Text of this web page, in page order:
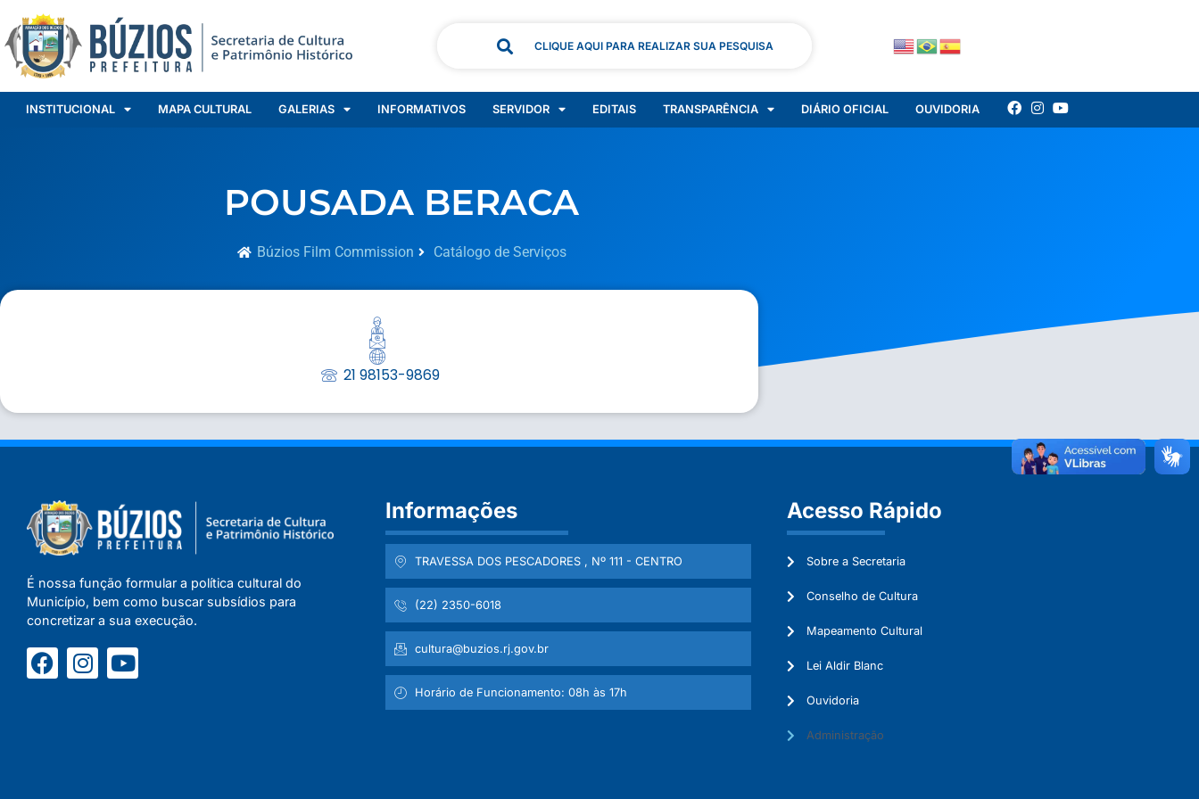
CLIQUE AQUI PARA REALIZAR SUA PESQUISA
INSTITUCIONAL MAPA CULTURAL GALERIAS INFORMATIVOS SERVIDOR EDITAIS TRANSPARÊNCIA DIÁRIO OFICIAL OUVIDORIA
POUSADA BERACA
Búzios Film Commission Catálogo de Serviços
21 98153-9869
É nossa função formular a política cultural do
Município, bem como buscar subsídios para
concretizar a sua execução.
Informações
TRAVESSA DOS PESCADORES , Nº 111 - CENTRO
(22) 2350-6018
cultura@buzios.rj.gov.br
Horário de Funcionamento: 08h às 17h
Acesso Rápido
Sobre a Secretaria
Conselho de Cultura
Mapeamento Cultural
Lei Aldir Blanc
Ouvidoria
Administração